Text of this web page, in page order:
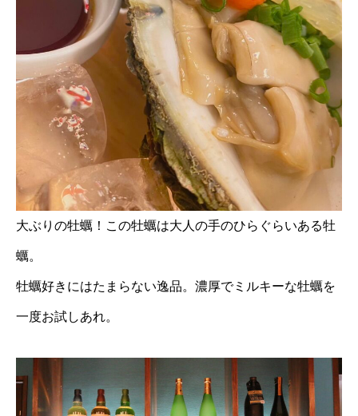
大ぶりの牡蠣！この牡蠣は大人の手のひらぐらいある牡
蠣。
牡蠣好きにはたまらない逸品。濃厚でミルキーな牡蠣を
一度お試しあれ。